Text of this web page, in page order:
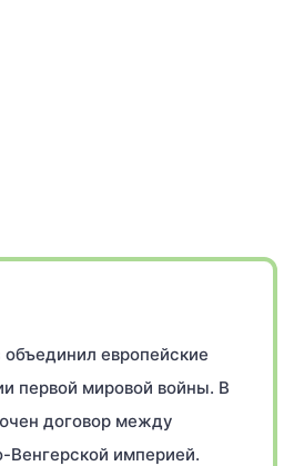
европейские
первой мировой войны. В
договор между
Венгерской империей.